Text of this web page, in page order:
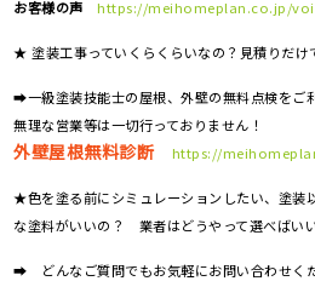
お客様の声
https://meihomeplan.co.jp/
★ 塗装工事っていくらくらいなの？見積りだけ
➡一級塗装技能士の屋根、外壁の無料点検をご
無理な営業等は一切行っておりません！
外壁屋根無料診断 https://
★色を塗る前にシミュレーションしたい、塗
な塗料がいいの？ 業者はどうやって選べばい
➡ どんなご質問でもお気軽にお問い合わせく